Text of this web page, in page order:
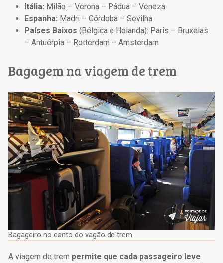
Itália: Milão – Verona – Pádua – Veneza
Espanha: Madri – Córdoba – Sevilha
Países Baixos (Bélgica e Holanda): Paris – Bruxelas
– Antuérpia – Rotterdam – Amsterdam
Bagagem na viagem de trem
Bagageiro no canto do vagão de trem
A viagem de trem permite que cada passageiro leve